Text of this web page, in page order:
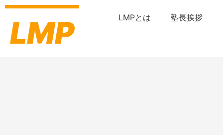
内
LMP LMPとは 塾長挨拶